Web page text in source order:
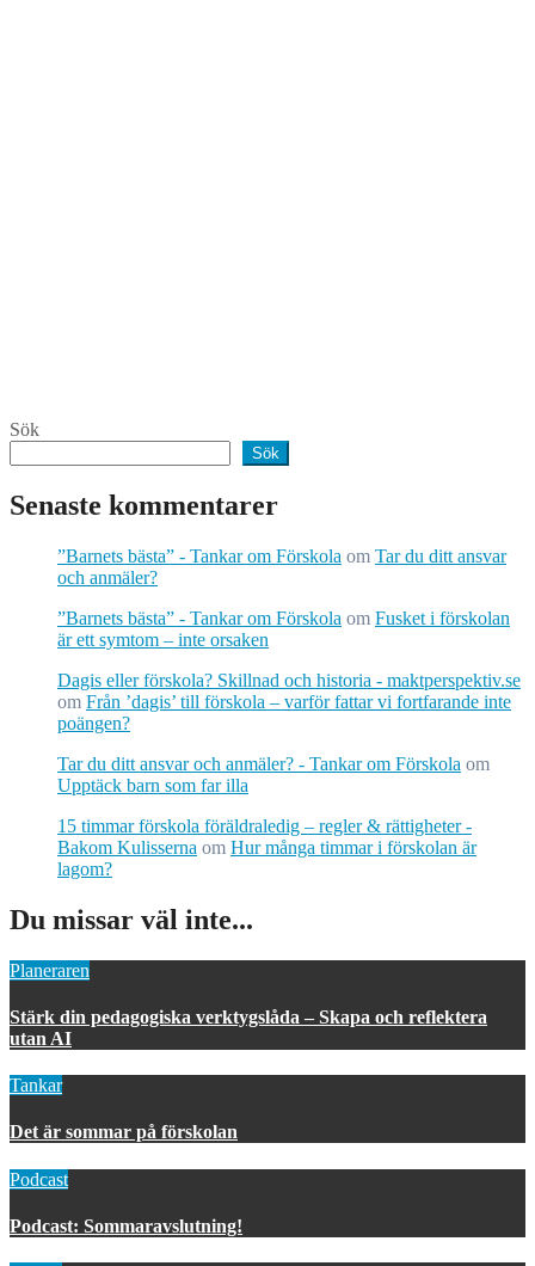
Sök
Sök
Senaste kommentarer
”Barnets bästa” - Tankar om Förskola om Tar du ditt ansvar
och anmäler?
”Barnets bästa” - Tankar om Förskola om Fusket i förskolan
är ett symtom – inte orsaken
Dagis eller förskola? Skillnad och historia - maktperspektiv.se
om Från ’dagis’ till förskola – varför fattar vi fortfarande inte
poängen?
Tar du ditt ansvar och anmäler? - Tankar om Förskola om
Upptäck barn som far illa
15 timmar förskola föräldraledig – regler & rättigheter -
Bakom Kulisserna om Hur många timmar i förskolan är
lagom?
Du missar väl inte...
Planeraren
Stärk din pedagogiska verktygslåda – Skapa och reflektera
utan AI
Tankar
Det är sommar på förskolan
Podcast
Podcast: Sommaravslutning!